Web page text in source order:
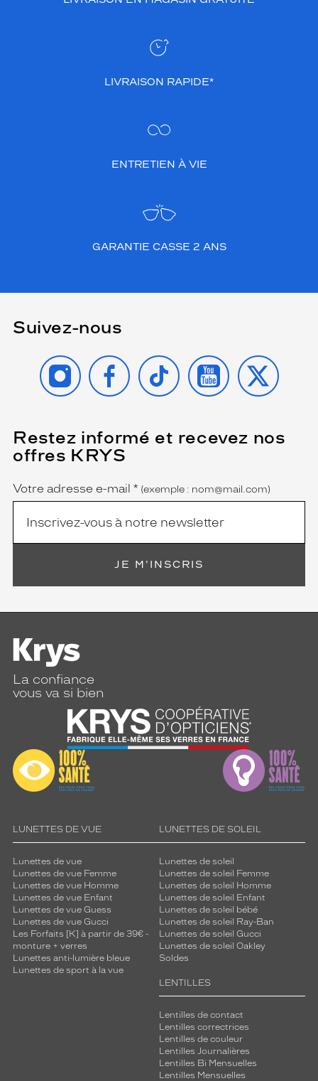
LIVRAISON RAPIDE*
ENTRETIEN À VIE
GARANTIE CASSE 2 ANS
Suivez-nous
INSTAGRAMFACEBOOK
TIKTOK YOUTUBE
X
Restez informé et recevez nos
offres KRYS
Name
Votre adresse e-mail *
(Ce
champ
est
obligatoire)
(exemple : nom@mail.com)
JE M'INSCRIS
La confiance
vous va si bien
LUNETTES DE VUE
Lunettes de vue
Lunettes de vue Femme
Lunettes de vue Homme
Lunettes de vue Enfant
Lunettes de vue Guess
Lunettes de vue Gucci
Les Forfaits [K] à partir de 39€ -
monture + verres
Lunettes anti-lumière bleue
Lunettes de sport à la vue
LUNETTES DE SOLEIL
Lunettes de soleil
Lunettes de soleil Femme
Lunettes de soleil Homme
Lunettes de soleil Enfant
Lunettes de soleil bébé
Lunettes de soleil Ray-Ban
Lunettes de soleil Gucci
Lunettes de soleil Oakley
Soldes
LENTILLES
Lentilles de contact
Lentilles correctrices
Lentilles de couleur
Lentilles Journalières
Lentilles Bi Mensuelles
Lentilles Mensuelles